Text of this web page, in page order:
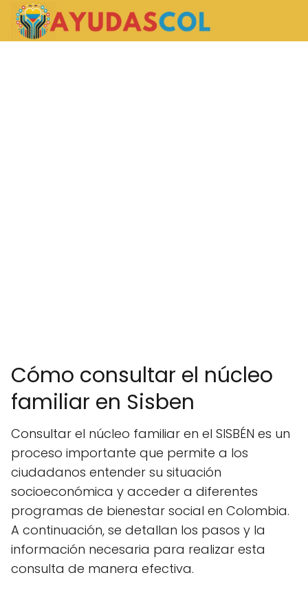
Cómo consultar el núcleo
familiar en Sisben
Consultar el núcleo familiar en el SISBÉN es un
proceso importante que permite a los
ciudadanos entender su situación
socioeconómica y acceder a diferentes
programas de bienestar social en Colombia.
A continuación, se detallan los pasos y la
información necesaria para realizar esta
consulta de manera efectiva.